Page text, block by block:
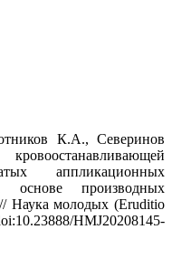
К.А., Северинов
аппликационных
основе производных
// Наука молодых (Eruditio
HMJ20208145-